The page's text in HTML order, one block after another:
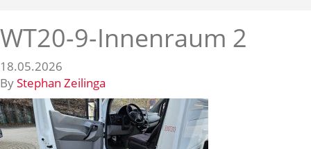
WT20-9-Innenraum 2
18.05.2026
ByStephan Zeilinga